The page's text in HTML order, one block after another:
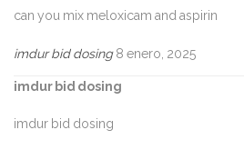
can you mix meloxicam and aspirin
imdur bid dosing 8 enero, 2025
imdur bid dosing
imdur bid dosing